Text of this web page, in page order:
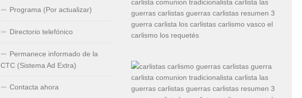
Programa (Por actualizar)
Directorio telefónico
Permanece informado de la
CTC (Sistema Ad Extra)
Contacta ahora